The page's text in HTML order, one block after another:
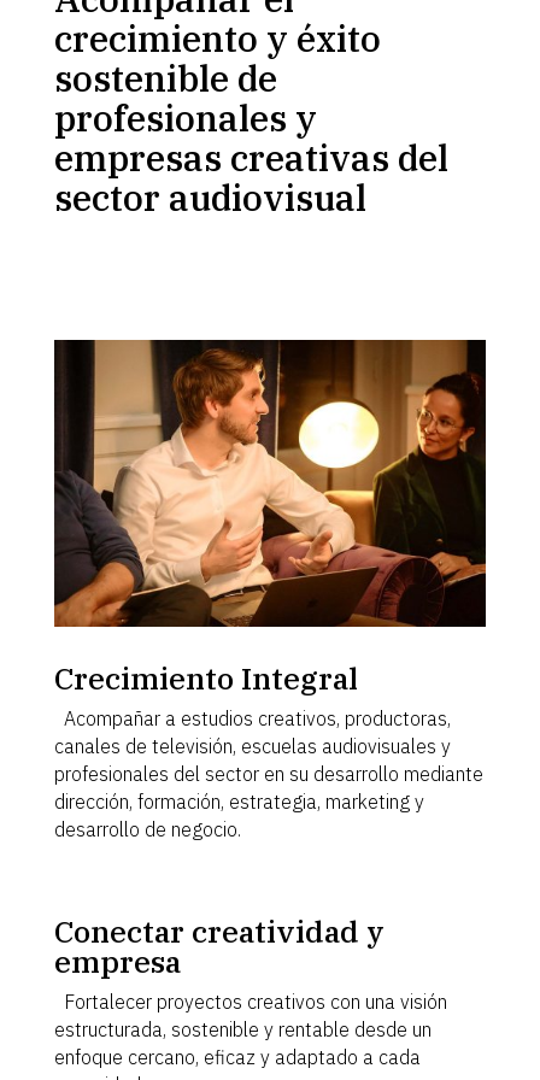
crecimiento y éxito
sostenible de
profesionales y
empresas creativas del
sector audiovisual
Crecimiento Integral
Acompañar a estudios creativos, productoras,
canales de televisión, escuelas audiovisuales y
profesionales del sector en su desarrollo mediante
dirección, formación, estrategia, marketing y
desarrollo de negocio.
Conectar creatividad y
empresa
Fortalecer proyectos creativos con una visión
estructurada, sostenible y rentable desde un
enfoque cercano, eficaz y adaptado a cada